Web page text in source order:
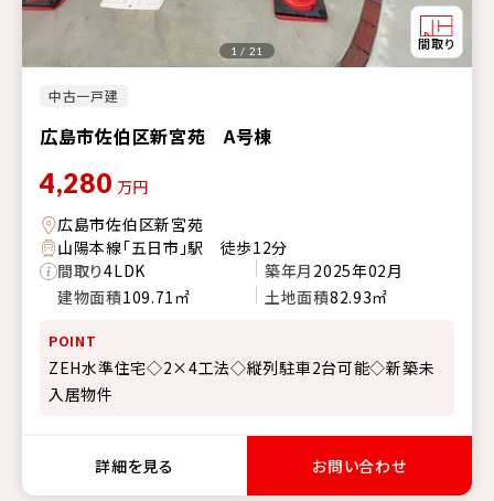
中古一戸建
広島市佐伯区新宮苑 A号棟
1 / 21
4,280 万円
広島市佐伯区新宮苑
山陽本線「五日市」駅 徒歩12分
間取り4LDK 築年月 2025年02月
建物面積109.71㎡ 土地面積82.93㎡
POINT
ZEH水準住宅◇2×4工法◇縦列駐車2台可能◇新築未
入居物件
詳細を見る お問い合わせ